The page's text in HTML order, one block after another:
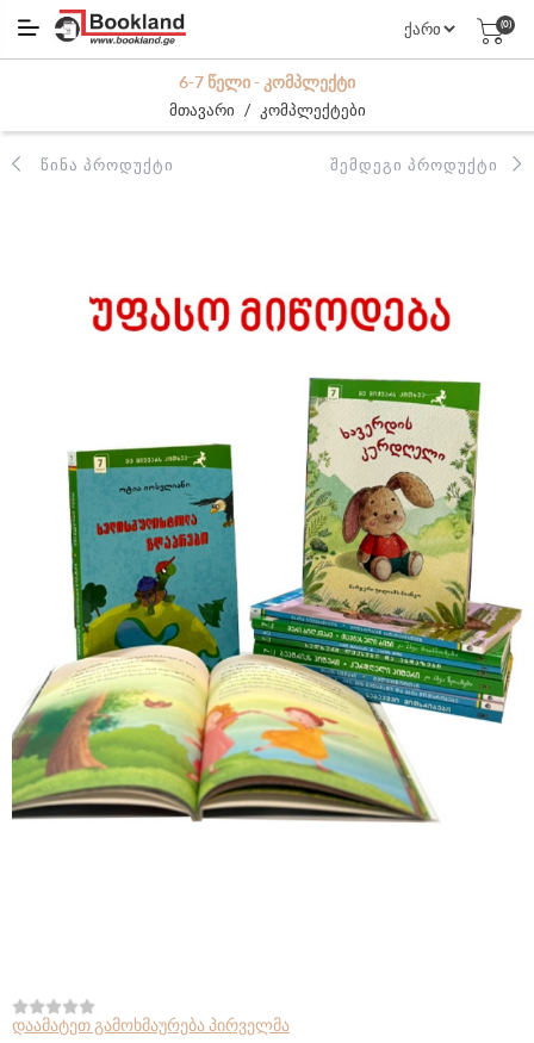
(0)
6-7 ᲬᲔᲚᲘ - ᲙᲝᲛᲞᲚᲔᲥᲢᲘ
მთავარი / კომპლექტები
ᲬᲘᲜᲐ ᲞᲠᲝᲓᲣᲥᲢᲘ ᲨᲔᲛᲓᲔᲒᲘ ᲞᲠᲝᲓᲣᲥᲢᲘ
დაამატეთ გამოხმაურება პირველმა